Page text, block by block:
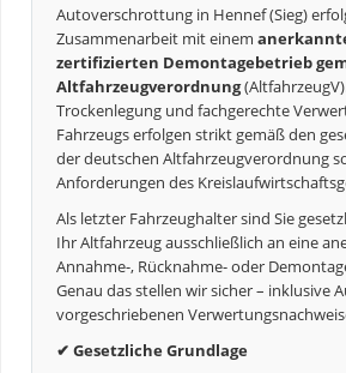
Autoverschrottung in Hennef (Sieg)
Zusammenarbeit mit einem
zertifizierten Demontagebetrieb
Altfahrzeugverordnung
Trockenlegung und fachgerechte
Fahrzeugs erfolgen strikt gemäß den
der deutschen Altfahrzeugverordnung
Anforderungen des
Als letzter Fahrzeughalter sind Sie
Ihr Altfahrzeug ausschließlich an eine
Annahme-, Rücknahme- oder
Genau das stellen wir sicher – inklusive
vorgeschriebenen
✔ Gesetzliche Grundlage